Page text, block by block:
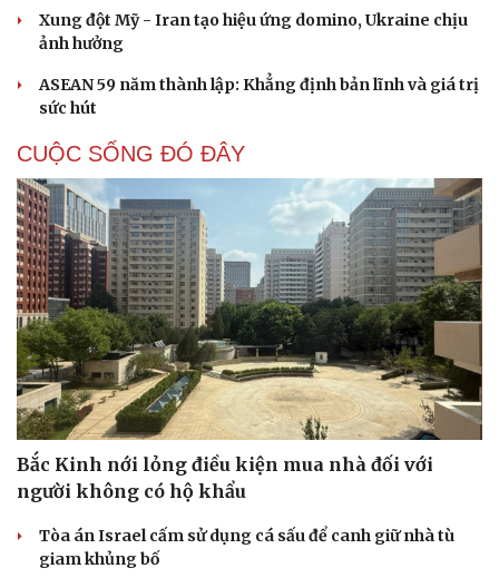
Xung đột Mỹ - Iran tạo hiệu ứng domino, Ukraine chịu
ảnh hưởng
ASEAN 59 năm thành lập: Khẳng định bản lĩnh và giá trị
sức hút
CUỘC SỐNG ĐÓ ĐÂY
Bắc Kinh nới lỏng điều kiện mua nhà đối với
người không có hộ khẩu
Tòa án Israel cấm sử dụng cá sấu để canh giữ nhà tù
giam khủng bố